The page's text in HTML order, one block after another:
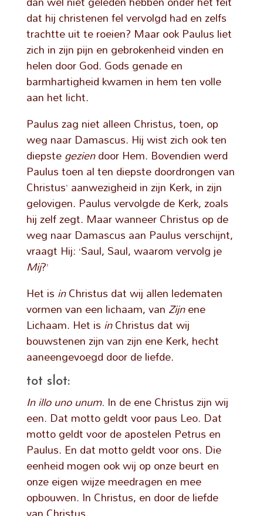
dat hij christenen fel vervolgd had en zelfs
trachtte uit te roeien? Maar ook Paulus liet
zich in zijn pijn en gebrokenheid vinden en
helen door God. Gods genade en
barmhartigheid kwamen in hem ten volle
aan het licht.
Paulus zag niet alleen Christus, toen, op
weg naar Damascus. Hij wist zich ook ten
diepstegeziendoor Hem. Bovendien werd
Paulus toen al ten diepste doordrongen van
Christus’ aanwezigheid in zijn Kerk, in zijn
gelovigen. Paulus vervolgde de Kerk, zoals
hij zelf zegt. Maar wanneer Christus op de
weg naar Damascus aan Paulus verschijnt,
vraagt Hij: ‘Saul, Saul, waarom vervolg je
Mij?’
Het isinChristus dat wij allen ledematen
vormen van een lichaam, vanZijnene
Lichaam. Het isinChristus dat wij
bouwstenen zijn van zijn ene Kerk, hecht
aaneengevoegd door de liefde.
tot slot:
In illo uno unum. In de ene Christus zijn wij
een. Dat motto geldt voor paus Leo. Dat
motto geldt voor de apostelen Petrus en
Paulus. En dat motto geldt voor ons. Die
eenheid mogen ook wij op onze beurt en
onze eigen wijze meedragen en mee
opbouwen. In Christus, en door de liefde